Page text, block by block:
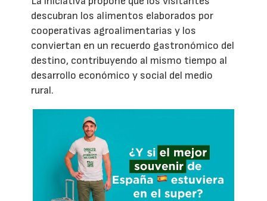
descubran los alimentos elaborados por
cooperativas agroalimentarias y los
conviertan en un recuerdo gastronómico del
destino, contribuyendo al mismo tiempo al
desarrollo económico y social del medio
rural.